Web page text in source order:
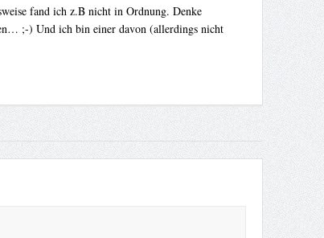
fand ich z.B nicht in Ordnung. Denke
;-) Und ich bin einer davon (allerdings nicht